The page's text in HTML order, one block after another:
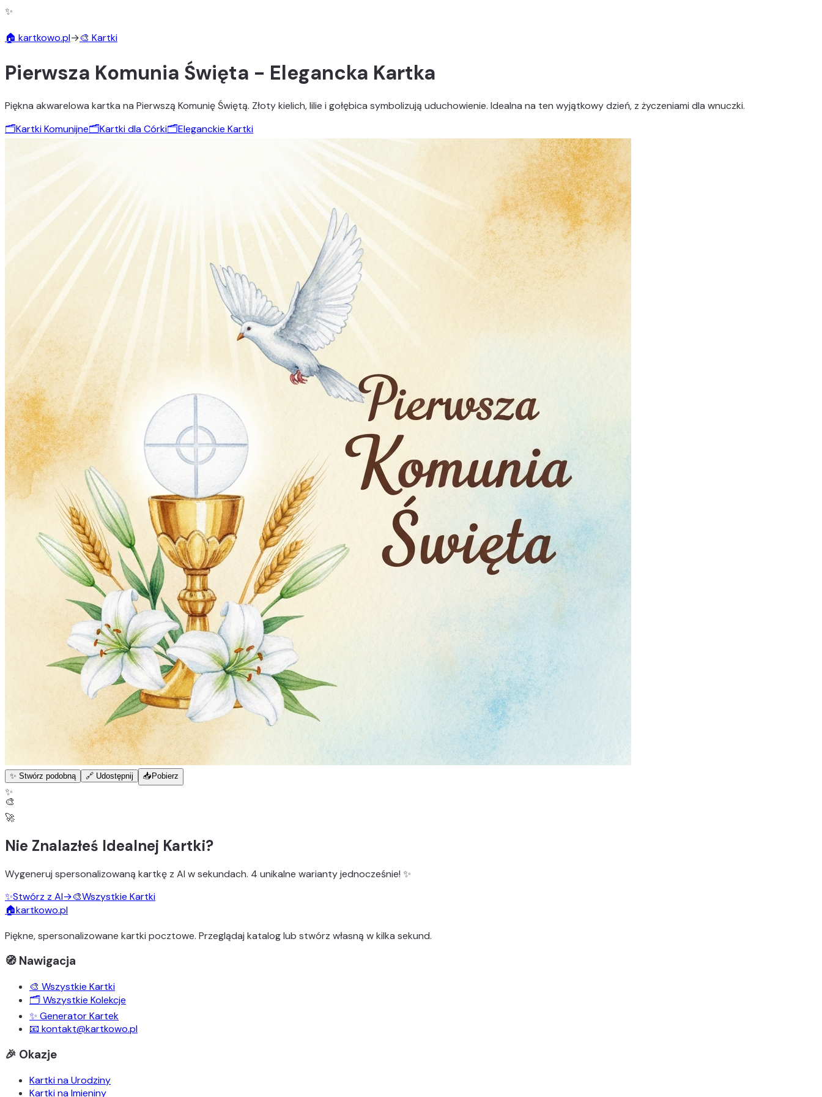
✨
🏠 kartkowo.pl→🎨 Kartki
Pierwsza Komunia Święta - Elegancka Kartka
Piękna akwarelowa kartka na Pierwszą Komunię Świętą. Złoty kielich, lilie i gołębica symbolizują uduchowienie. Idealna na ten wyjątkowy dzień, z życzeniami dla wnuczki.
🗂️Kartki Komunijne🗂️Kartki dla Córki🗂️Eleganckie Kartki
✨ Stwórz podobną 🔗 Udostępnij 📥 Pobierz
✨
🎨
🚀
Nie Znalazłeś Idealnej Kartki?
Wygeneruj spersonalizowaną kartkę z AI w sekundach. 4 unikalne wariantyjednocześnie! ✨
✨Stwórz z AI→🎨Wszystkie Kartki
🏠kartkowo.pl
Piękne, spersonalizowane kartki pocztowe. Przeglądaj katalog lub stwórz własną w kilka sekund.
🧭 Nawigacja
🎨 Wszystkie Kartki
🗂️ Wszystkie Kolekcje
✨ Generator Kartek
📧 kontakt@kartkowo.pl
🎉 Okazje
Kartki na Urodziny
Kartki na Imieniny